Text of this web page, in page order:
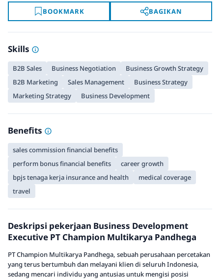
BOOKMARK BAGIKAN
Skills
B2B Sales Business Negotiation
Business Growth Strategy
B2B Marketing
Sales Management
Business Strategy
Marketing Strategy
Business Development
Benefits
sales commission financial benefits
perform bonus financial benefits
career growth
bpjs tenaga kerja insurance and health
medical coverage
travel
Deskripsi pekerjaan Business Development
Executive PT Champion Multikarya Pandhega
PT Champion Multikarya Pandhega, sebuah perusahaan percetakan
yang terus bertumbuh dan melayani klien di seluruh Indonesia,
sedang mencari individu yang antusias untuk mengisi posisi